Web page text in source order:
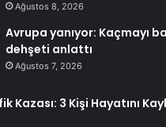
Ağustos 8, 2026
Avrupa yanıyor: Kaçmayı
dehşeti anlattı
Ağustos 7, 2026
Kazası: 3 Kişi Hayatını